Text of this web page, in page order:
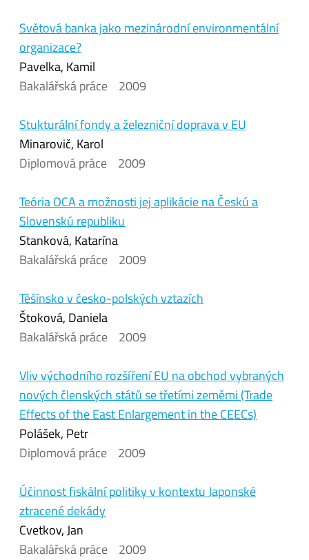
Světová banka jako mezinárodní environmentální
organizace?
Pavelka, Kamil
Bakalářská práce
2009
Stukturální fondy a železniční doprava v EU
Minarovič, Karol
Diplomová práce
2009
Teória OCA a možnosti jej aplikácie na Českú a
Slovenskú republiku
Stanková, Katarína
Bakalářská práce
2009
Těšínsko v česko-polských vztazích
Štoková, Daniela
Bakalářská práce
2009
Vliv východního rozšíření EU na obchod vybraných
nových členských států se třetími zeměmi (Trade
Effects of the East Enlargement in the CEECs)
Polášek, Petr
Diplomová práce
2009
Účinnost fiskální politiky v kontextu Japonské
ztracené dekády
Cvetkov, Jan
Bakalářská práce
2009